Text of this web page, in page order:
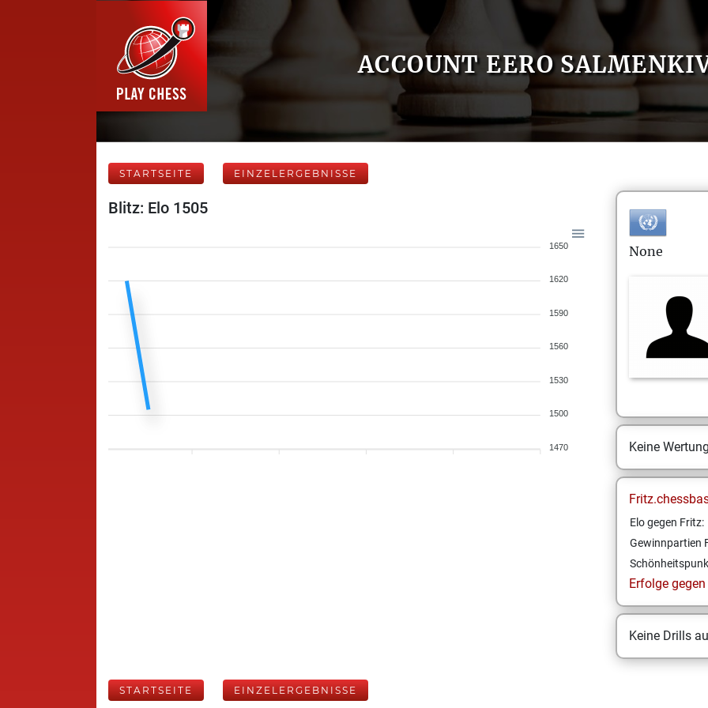
ACCOUNT EERO
STARTSEITE EINZELERGEBNISSE
Blitz: Elo 1505
1650
1620
1590
1560
1530
1500
1470
None
Keine
Elo gegen Fritz:
Gewinnpartien
Erfolge
Keine Drills
STARTSEITE EINZELERGEBNISSE